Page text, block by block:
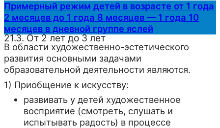
Примерный режим детей в возрасте от 1 года
2 месяцев до 1 года 8 месяцев — 1 года 10
месяцев в дневной группе яслей
21.3. От 2 лет до 3 лет
В области художественно-эстетического
развития основными задачами
образовательной деятельности являются.
1) Приобщение к искусству:
развивать у детей художественное
восприятие (смотреть, слушать и
испытывать радость) в процессе